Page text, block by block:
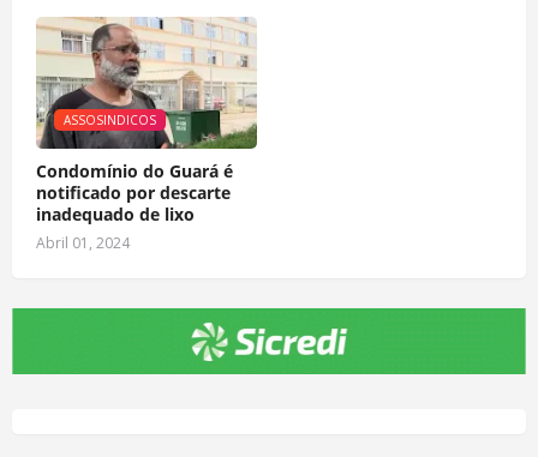
ASSOSINDICOS
Condomínio do Guará é
notificado por descarte
inadequado de lixo
Abril 01, 2024